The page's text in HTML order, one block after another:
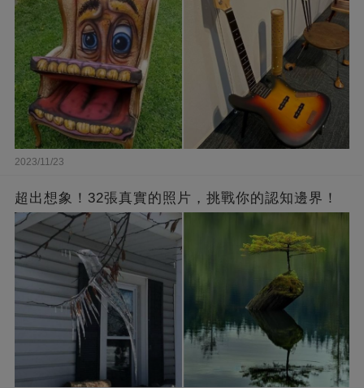
2023/11/23
超出想象！32張真實的照片，挑戰你的認知邊界！